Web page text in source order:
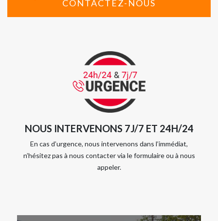
CONTACTEZ-NOUS
NOUS INTERVENONS 7J/7 ET 24H/24
En cas d’urgence, nous intervenons dans l’immédiat,
n’hésitez pas à nous contacter via le formulaire ou à nous
appeler.